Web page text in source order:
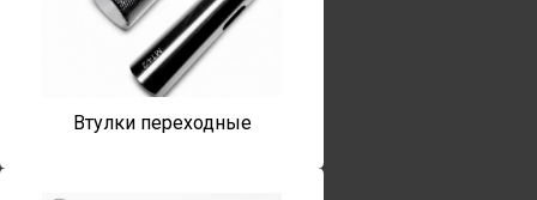
Втулки переходные